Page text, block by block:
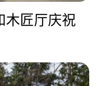
匠厅庆祝